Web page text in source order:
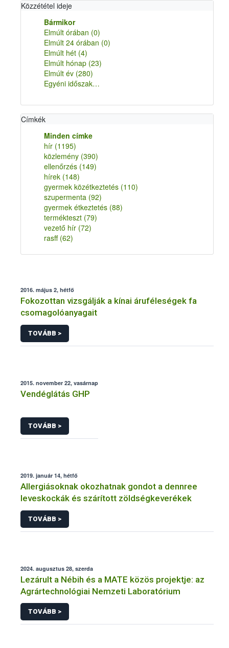
Közzététel ideje
Bármikor
Elmúlt órában (0)
Elmúlt 24 órában (0)
Elmúlt hét (4)
Elmúlt hónap (23)
Elmúlt év (280)
Egyéni időszak…
Címkék
Minden címke
hír (1195)
közlemény (390)
ellenőrzés (149)
hírek (148)
gyermek közétkeztetés (110)
szupermenta (92)
gyermek étkeztetés (88)
termékteszt (79)
vezető hír (72)
rasff (62)
2016. május 2, hétfő
Fokozottan vizsgálják a kínai áruféleségek fa
csomagolóanyagait
TOVÁBB >
2015. november 22, vasárnap
Vendéglátás GHP
TOVÁBB >
2019. január 14, hétfő
Allergiásoknak okozhatnak gondot a dennree
leveskockák és szárított zöldségkeverékek
TOVÁBB >
2024. augusztus 28, szerda
Lezárult a Nébih és a MATE közös projektje: az
Agrártechnológiai Nemzeti Laboratórium
TOVÁBB >